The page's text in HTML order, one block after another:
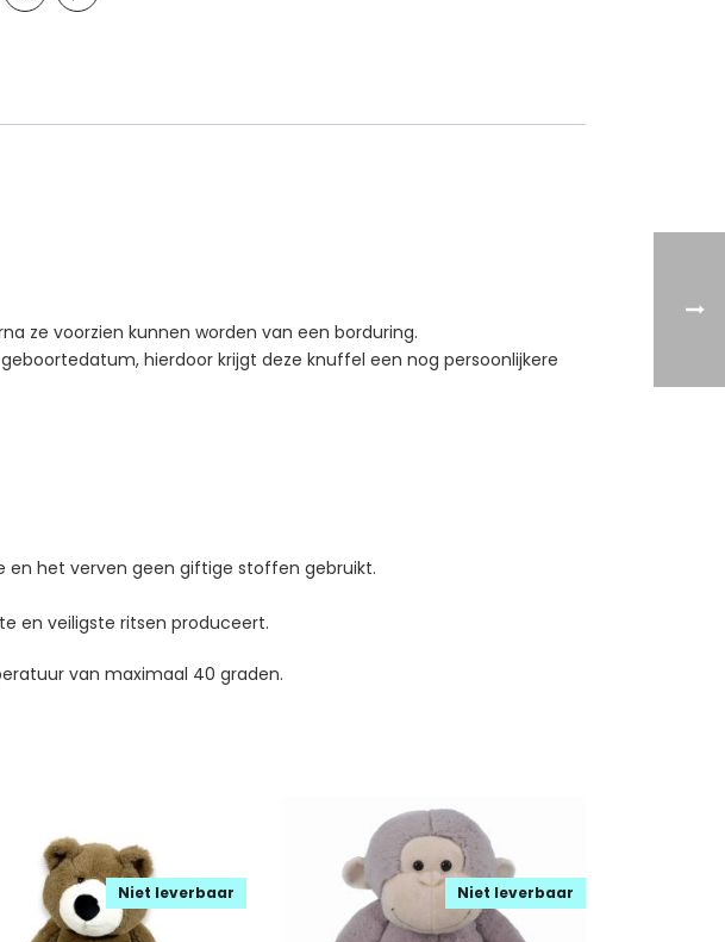
ze voorzien kunnen worden van een borduring.
hierdoor krijgt deze knuffel een nog persoonlijkere
en het verven geen giftige stoffen gebruikt.
en veiligste ritsen produceert.
van maximaal 40 graden.
Niet leverbaar Niet leverbaar